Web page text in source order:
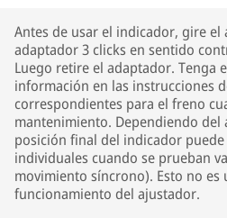
Antes de usar el indicador, gire el
adaptador 3 clicks en sentido
Luego retire el adaptador. Tenga
información en las instrucciones
correspondientes para el freno
mantenimiento. Dependiendo
posición final del indicador
individuales cuando se prueban
movimiento síncrono). Esto no es
funcionamiento del ajustador.